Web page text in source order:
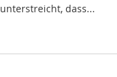
unterstreicht, dass...